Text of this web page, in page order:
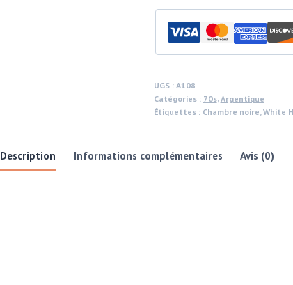
on
horseback
and
chefs,
Soup
tasting
German
UGS : A108
Catégories : 70s,Argentique
Étiquettes : Chambre noire,White
Description Informations complémentaires Avis (0)